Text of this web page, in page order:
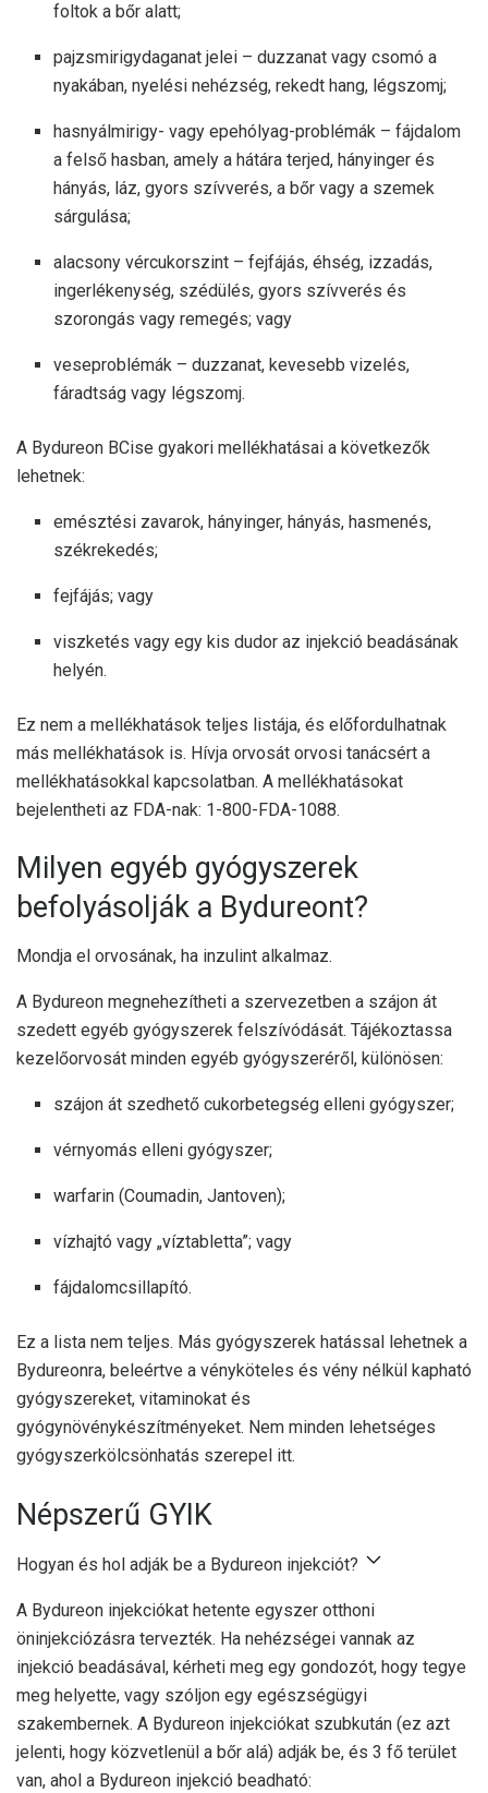
foltok a bőr alatt;
pajzsmirigydaganat jelei – duzzanat vagy csomó a
nyakában, nyelési nehézség, rekedt hang, légszomj;
hasnyálmirigy- vagy epehólyag-problémák – fájdalom
a felső hasban, amely a hátára terjed, hányinger és
hányás, láz, gyors szívverés, a bőr vagy a szemek
sárgulása;
alacsony vércukorszint – fejfájás, éhség, izzadás,
ingerlékenység, szédülés, gyors szívverés és
szorongás vagy remegés; vagy
veseproblémák – duzzanat, kevesebb vizelés,
fáradtság vagy légszomj.
A Bydureon BCise gyakori mellékhatásai a következők
lehetnek:
emésztési zavarok, hányinger, hányás, hasmenés,
székrekedés;
fejfájás; vagy
viszketés vagy egy kis dudor az injekció beadásának
helyén.
Ez nem a mellékhatások teljes listája, és előfordulhatnak
más mellékhatások is. Hívja orvosát orvosi tanácsért a
mellékhatásokkal kapcsolatban. A mellékhatásokat
bejelentheti az FDA-nak: 1-800-FDA-1088.
Milyen egyéb gyógyszerek
befolyásolják a Bydureont?
Mondja el orvosának, ha inzulint alkalmaz.
A Bydureon megnehezítheti a szervezetben a szájon át
szedett egyéb gyógyszerek felszívódását. Tájékoztassa
kezelőorvosát minden egyéb gyógyszeréről, különösen:
szájon át szedhető cukorbetegség elleni gyógyszer;
vérnyomás elleni gyógyszer;
warfarin (Coumadin, Jantoven);
vízhajtó vagy „víztabletta”; vagy
fájdalomcsillapító.
Ez a lista nem teljes. Más gyógyszerek hatással lehetnek a
Bydureonra, beleértve a vényköteles és vény nélkül kapható
gyógyszereket, vitaminokat és
gyógynövénykészítményeket. Nem minden lehetséges
gyógyszerkölcsönhatás szerepel itt.
Népszerű GYIK
Hogyan és hol adják be a Bydureon injekciót?
A Bydureon injekciókat hetente egyszer otthoni
öninjekciózásra tervezték. Ha nehézségei vannak az
injekció beadásával, kérheti meg egy gondozót, hogy tegye
meg helyette, vagy szóljon egy egészségügyi
szakembernek. A Bydureon injekciókat szubkután (ez azt
jelenti, hogy közvetlenül a bőr alá) adják be, és 3 fő terület
van, ahol a Bydureon injekció beadható: